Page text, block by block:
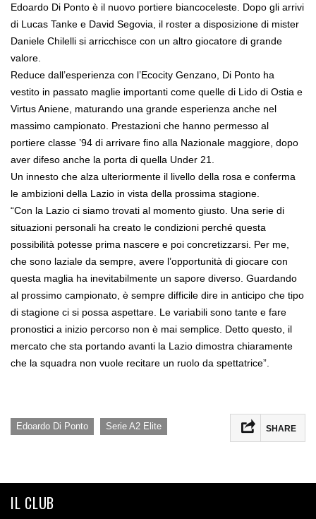
Edoardo Di Ponto è il nuovo portiere biancoceleste. Dopo gli arrivi
di Lucas Tanke e David Segovia, il roster a disposizione di mister
Daniele Chilelli si arricchisce con un altro giocatore di grande
valore.
Reduce dall’esperienza con l’Ecocity Genzano, Di Ponto ha
vestito in passato maglie importanti come quelle di Lido di Ostia e
Virtus Aniene, maturando una grande esperienza anche nel
massimo campionato. Prestazioni che hanno permesso al
portiere classe ’94 di arrivare fino alla Nazionale maggiore, dopo
aver difeso anche la porta di quella Under 21.
Un innesto che alza ulteriormente il livello della rosa e conferma
le ambizioni della Lazio in vista della prossima stagione.
“Con la Lazio ci siamo trovati al momento giusto. Una serie di
situazioni personali ha creato le condizioni perché questa
possibilità potesse prima nascere e poi concretizzarsi. Per me,
che sono laziale da sempre, avere l’opportunità di giocare con
questa maglia ha inevitabilmente un sapore diverso. Guardando
al prossimo campionato, è sempre difficile dire in anticipo che tipo
di stagione ci si possa aspettare. Le variabili sono tante e fare
pronostici a inizio percorso non è mai semplice. Detto questo, il
mercato che sta portando avanti la Lazio dimostra chiaramente
che la squadra non vuole recitare un ruolo da spettatrice”.
Edoardo Di Ponto Serie A2 Elite SHARE
IL CLUB